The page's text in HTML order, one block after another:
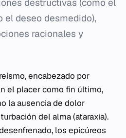
destructivas (como el
el deseo desmedido),
racionales y
encabezado por
el placer como fin último,
la ausencia de dolor
del alma (ataraxia).
los epicúreos